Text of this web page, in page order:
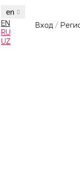
en
EN
RU
UZ
Вход